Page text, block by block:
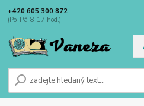
+420 605 300 872
(Po-Pá 8-17 hod.)